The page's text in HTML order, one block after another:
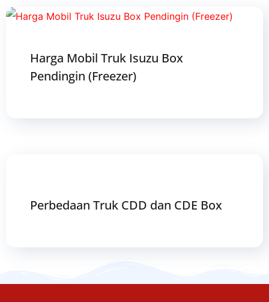
Harga Mobil Truk Isuzu Box
Pendingin (Freezer)
Perbedaan Truk CDD dan CDE Box